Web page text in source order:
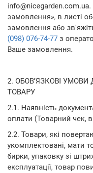
замовлення», в листі
замовлення або
(098) 076-74-77 з
Ваше замовлення.
2. ОБОВ’ЯЗКОВІ
ТОВАРУ
2.1. Наявність
оплати (Товарний чек,
2.2. Товари, які
укомплектовані, мати
бирки, упаковку зі
експлуатації, товар